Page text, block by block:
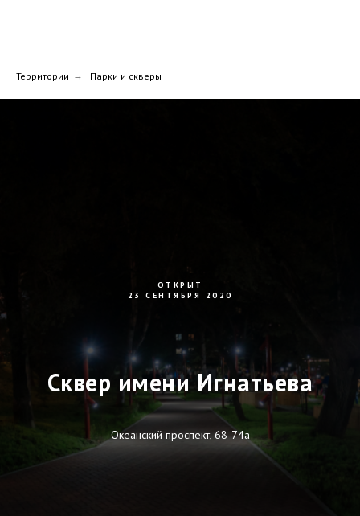
Территории → Парки и скверы
ОТКРЫТ
23 СЕНТЯБРЯ 2020
Сквер имени Игнатьева
Океанский проспект, 68-74а